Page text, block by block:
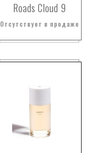
Roads Cloud 9
Отсутствует в продаже